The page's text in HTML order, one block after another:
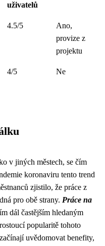
uživatelů
4.5/5
Ano,
provize z
projektu
4/5 Ne
v jiných městech, se čím
koronaviru tento trend
zjistilo, že práce z
pro obě strany. Práce na
dál častějším hledaným
popularitě tohoto
uvědomovat benefity,